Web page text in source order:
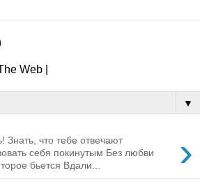
Web |
▼
›
Знать, что тебе отвечают
себя покинутым Без любви
бьется Вдали...